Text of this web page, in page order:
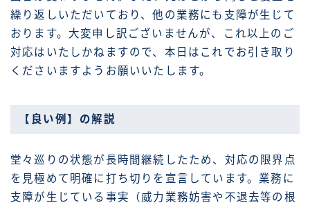
繰り返しいただいており、他の業務にも支障が生じて
おります。大変申し訳ございませんが、これ以上のご
対応はいたしかねますので、本日はこれでお引き取り
くださいますようお願いいたします。
【良い例】の解説
堂々巡りの状態が長時間継続したため、対応の限界点
を見極めて明確に打ち切りを宣言しています。業務に
支障が生じている事実（威力業務妨害や不退去等の根